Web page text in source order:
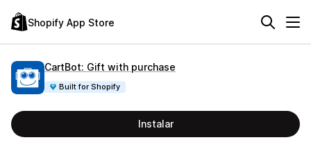
Shopify App Store
CartBot: Gift with purchase
Built for Shopify
Instalar